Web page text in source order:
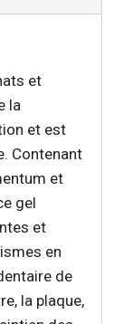
et
la
et est
Contenant
et
gel
et
en
de
la plaque,